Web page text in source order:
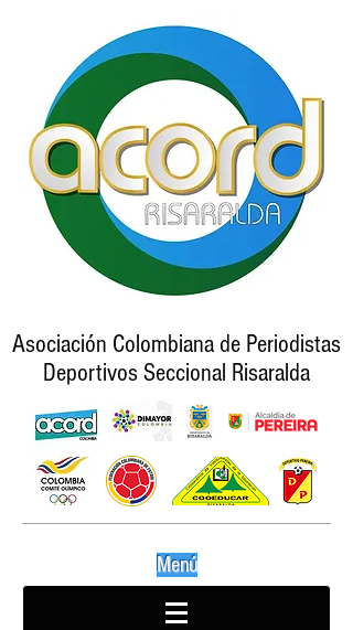
Asociación Colombiana de Periodistas
Deportivos Seccional Risaralda
Menú